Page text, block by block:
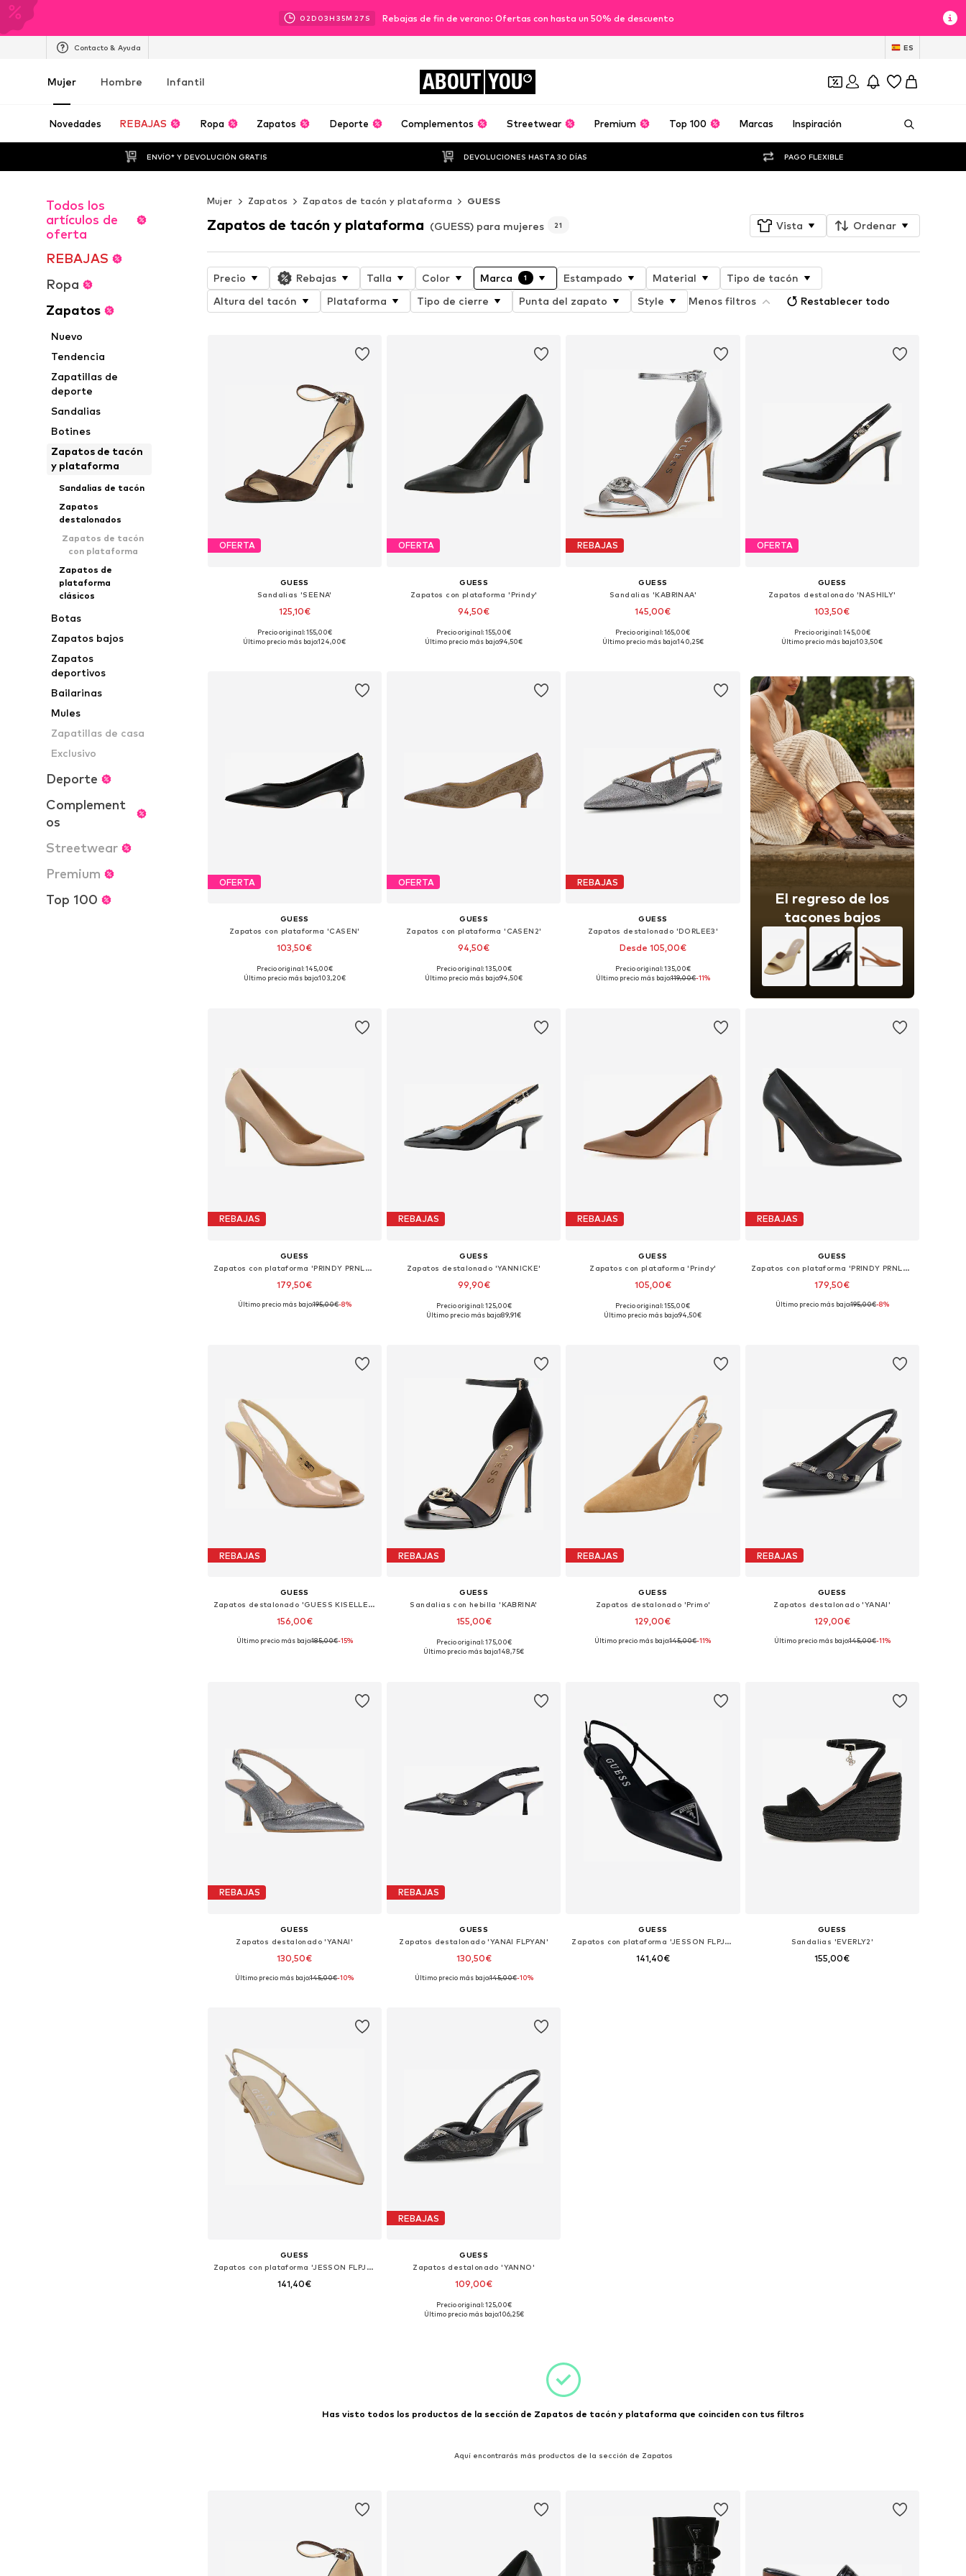
02D 03H 35M 26 S Rebajas de fin de verano: Ofertas con hasta un 50% de descuento
Contacto & Ayuda ES
Mujer Hombre Infantil ABOUT YOU
Novedades REBAJAS Ropa Zapatos Deporte Complementos Streetwear Premium Top 100 Marcas Inspiración
ENVÍO* Y DEVOLUCIÓN GRATIS DEVOLUCIONES HASTA 30 DÍAS PAGO FLEXIBLE
Todos los
artículos de
oferta
REBAJAS
Ropa
Zapatos
Nuevo
Tendencia
Zapatillas de
deporte
Sandalias
Botines
Zapatos de tacón
y plataforma
Sandalias de tacón
Zapatos
destalonados
Zapatos de tacón
con plataforma
Zapatos de
plataforma
clásicos
Botas
Zapatos bajos
Zapatos
deportivos
Bailarinas
Mules
Zapatillas de casa
Exclusivo
Deporte
Complement
os
Streetwear
Premium
Top 100
Mujer Zapatos Zapatos de tacón y plataforma GUESS
Zapatos de tacón y plataforma (GUESS) para mujeres 21 Vista Ordenar
Precio Rebajas Talla Color Marca 1 Estampado Material
Tipo de tacón
Altura del tacón
Plataforma Tipo de cierre Punta del zapato Style Menos filtros Restablecer todo
OFERTA
GUESS
Sandalias 'SEENA'
125,10€
Tallas disponibles: 36, 37, 38, 39, 40, 41
Precio original: 155,00€
Último precio más bajo:124,00€
OFERTA
GUESS
Zapatos con plataforma 'Prindy'
94,50€
Tallas disponibles: 36, 37, 38, 39, 40, 41
Precio original: 155,00€
Último precio más bajo:94,50€
REBAJAS
GUESS
Sandalias 'KABRINAA'
145,00€
Tallas disponibles: 39, 40, 41
Precio original: 165,00€
Último precio más bajo:140,25€
OFERTA
GUESS
Zapatos destalonado 'NASHILY'
103,50€
Tallas disponibles: 36, 37, 38, 39, 40, 41
Precio original: 145,00€
Último precio más bajo:103,50€
OFERTA
GUESS
Zapatos con plataforma 'CASEN'
103,50€
Tallas disponibles: 36, 37, 38, 39, 40, 41
Precio original: 145,00€
Último precio más bajo:103,20€
OFERTA
GUESS
Zapatos con plataforma 'CASEN2'
94,50€
Tallas disponibles: 36, 37, 38, 39, 40, 41
Precio original: 135,00€
Último precio más bajo:94,50€
REBAJAS
GUESS
Zapatos destalonado 'DORLEE3'
Desde 105,00€
Tallas disponibles: 35, 36, 37, 38, 39, 40
Precio original: 135,00€
Último precio más bajo:119,00€-11%
El regreso de los
tacones bajos
REBAJAS
GUESS
Zapatos con plataforma 'PRINDY PRNLEA'
179,50€
Tallas disponibles: 36, 37, 38, 39, 40
Último precio más bajo:195,00€-8%
REBAJAS
GUESS
Zapatos destalonado 'YANNICKE'
99,90€
Tallas disponibles: 37, 38, 39, 40
Precio original: 125,00€
Último precio más bajo:89,91€
REBAJAS
GUESS
Zapatos con plataforma 'Prindy'
105,00€
Tallas disponibles: 36, 37, 38, 39, 40, 41
Precio original: 155,00€
Último precio más bajo:94,50€
REBAJAS
GUESS
Zapatos con plataforma 'PRINDY PRNLEA'
179,50€
Disponible en muchas tallas
Último precio más bajo:195,00€-8%
REBAJAS
GUESS
Zapatos destalonado 'GUESS KISELLE KLKPAF nude scarpe sandalo donna punta aperta tacco vernice'
156,00€
Tallas disponibles: 37, 38, 39
Último precio más bajo:185,00€-15%
REBAJAS
GUESS
Sandalias con hebilla 'KABRINA'
155,00€
Tallas disponibles: 40
Precio original: 175,00€
Último precio más bajo:148,75€
REBAJAS
GUESS
Zapatos destalonado 'Primo'
129,00€
Tallas disponibles: 39
Último precio más bajo:145,00€-11%
REBAJAS
GUESS
Zapatos destalonado 'YANAI'
129,00€
Tallas disponibles: 39
Último precio más bajo:145,00€-11%
REBAJAS
GUESS
Zapatos destalonado 'YANAI'
130,50€
Tallas disponibles: 36
Último precio más bajo:145,00€-10%
REBAJAS
GUESS
Zapatos destalonado 'YANAI FLPYAN'
130,50€
Tallas disponibles: 36, 41
Último precio más bajo:145,00€-10%
GUESS
Zapatos con plataforma 'JESSON FLPJES LEA05'
141,40€
GUESS
Sandalias 'EVERLY2'
155,00€
GUESS
Zapatos con plataforma 'JESSON FLPJES LEA05'
141,40€
REBAJAS
GUESS
Zapatos destalonado 'YANNO'
109,00€
Tallas disponibles: 37
Precio original: 125,00€
Último precio más bajo:106,25€
Has visto todos los productos de la sección de Zapatos de tacón y plataforma que coinciden con tus filtros
Aquí encontrarás más productos de la sección de Zapatos